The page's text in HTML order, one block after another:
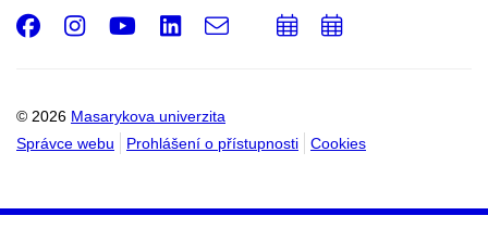
© 2026 Masarykova univerzita
Správce webu
Prohlášení o přístupnosti Cookies
Facebook
Instagram
Youtube
LinkedIn
e-
Email
PřidatPřidat